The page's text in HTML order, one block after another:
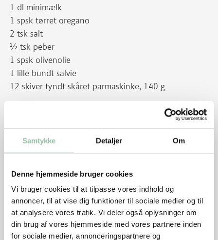
Samtykke Detaljer Om
Denne hjemmeside bruger cookies
Vi bruger cookies til at tilpasse vores indhold og
annoncer, til at vise dig funktioner til sociale medier og til
at analysere vores trafik. Vi deler også oplysninger om
din brug af vores hjemmeside med vores partnere inden
for sociale medier, annonceringspartnere og
1 dl minimælk
1 spsk tørret oregano
2 tsk salt
½ tsk peber
1 spsk olivenolie
1 lille bundt salvie
12 skiver tyndt skåret parmaskinke, 140 g
Salvieblade
Tilbehør
1 kg kartofler
500 g gulerødder
1 spsk olie
Sådan gør du